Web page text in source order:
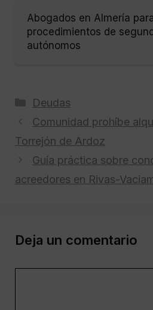
Abogados en Almería
procedimientos de
autónomos
Categorías
Deudas
Comunidad prohíbe
Torrejón de Ardoz
Guía práctica sobre
acreedores en Rivas-
Deja un comentario